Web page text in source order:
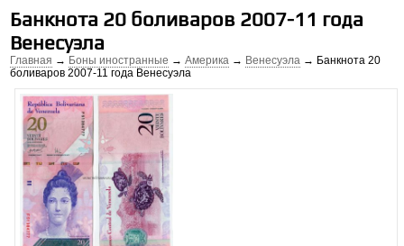
Банкнота 20 боливаров 2007-11 года
Венесуэла
Главная → Боны иностранные →Америка → Венесуэла → Банкнота 20
боливаров 2007-11 года Венесуэла